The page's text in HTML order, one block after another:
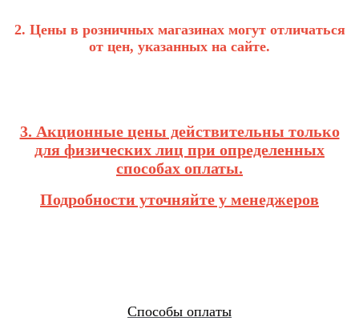
2. Цены в розничных магазинах могут отличаться
от цен, указанных на сайте.
3. Акционные цены действительны только
для физических лиц при определенных
способах оплаты.
Подробности уточняйте у менеджеров
Способы оплаты